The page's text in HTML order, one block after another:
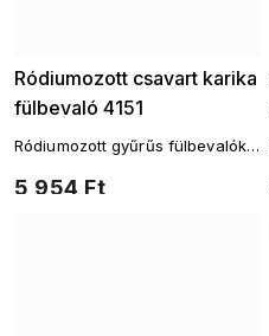
Ródiumozott csavart karika
fülbevaló 4151
5 954 Ft
Ródiumozott gyűrűs fülbevalók